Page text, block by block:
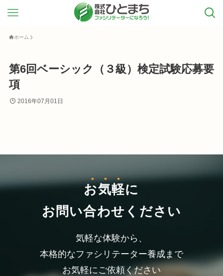
ホーム
第6回ベーシック（３級）検定試験応募要
項
2016年07月01日
お気軽に
お問い合わせください
気軽な体験から、
本格的なファシリテーター養成まで
お気軽にご依頼ください